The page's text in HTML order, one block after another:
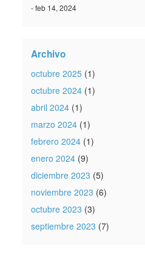
- feb 14, 2024
Archivo
octubre 2025 (1)
octubre 2024 (1)
abril 2024 (1)
marzo 2024 (1)
febrero 2024 (1)
enero 2024 (9)
diciembre 2023 (5)
noviembre 2023 (6)
octubre 2023 (3)
septiembre 2023 (7)